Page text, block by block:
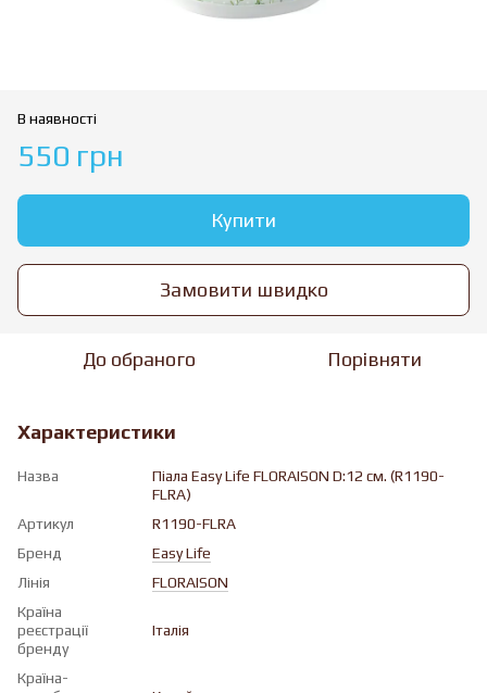
В наявності
550 грн
Купити
Замовити швидко
До обраного Порівняти
Характеристики
Назва
Піала Easy Life FLORAISON D:12 см. (R1190-
FLRA)
Артикул
R1190-FLRA
Бренд
Easy Life
Лінія
FLORAISON
Країна
реєстрації
бренду
Італія
Країна-